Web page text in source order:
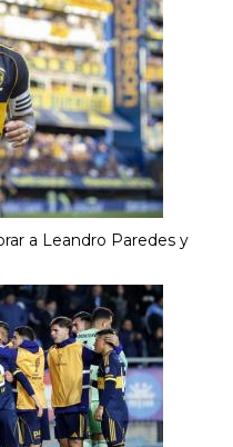
a Leandro Paredes y